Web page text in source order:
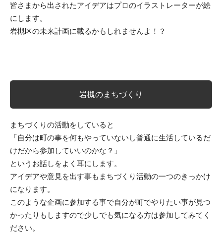
皆さまから出されたアイデアはプロのイラストレーターが絵
にします。
岩槻区の未来計画に載るかもしれませんよ！？
岩槻のまちづくり
まちづくりの活動をしていると
「自分は町の事を何もやっていないし普通に生活しているだ
けだから参加していいのかな？」
というお話しをよく耳にします。
アイデアや意見を出す事もまちづくり活動の一つのきっかけ
になります。
このような企画に参加する事で自分が町でやりたい事が見つ
かったりもしますので少しでも気になる方は参加してみてく
ださい。